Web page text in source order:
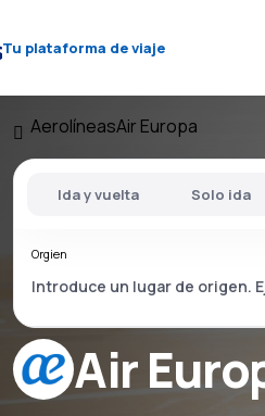
Tu plataforma de viaje
AerolíneasAir Europa
Air
Ida y vuelta Solo ida
Orgien